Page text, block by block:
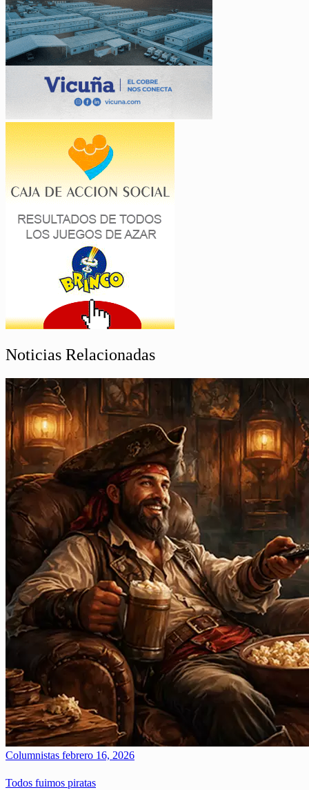
Noticias Relacionadas
Columnistas febrero 16, 2026
Todos fuimos piratas